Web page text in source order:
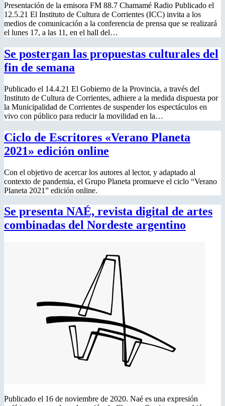
Presentación de la emisora FM 88.7 Chamamé Radio Publicado el
12.5.21 El Instituto de Cultura de Corrientes (ICC) invita a los
medios de comunicación a la conferencia de prensa que se realizará
el lunes 17, a las 11, en el hall del…
Se postergan las propuestas culturales del
fin de semana
Publicado el 14.4.21 El Gobierno de la Provincia, a través del
Instituto de Cultura de Corrientes, adhiere a la medida dispuesta por
la Municipalidad de Corrientes de suspender los espectáculos en
vivo con público para reducir la movilidad en la…
Ciclo de Escritores «Verano Planeta
2021» edición online
Con el objetivo de acercar los autores al lector, y adaptado al
contexto de pandemia, el Grupo Planeta promueve el ciclo “Verano
Planeta 2021” edición online.
Se presenta NAÉ, revista digital de artes
combinadas del Nordeste argentino
Publicado el 16 de noviembre de 2020. Naé es una expresión